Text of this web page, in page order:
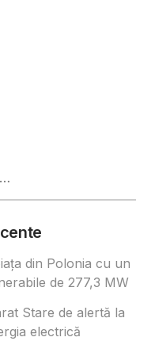
din Polonia cu un
de 277,3 MW
Stare de alertă la
electrică